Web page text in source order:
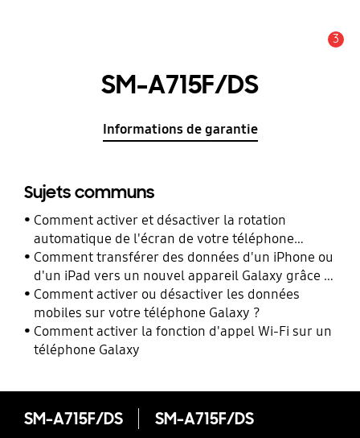
3
SM-A715F/DS
Informations de garantie
Sujets communs
Comment activer et désactiver la rotation
automatique de l'écran de votre téléphone
Galaxy ?
Comment transférer des données d'un iPhone ou
d'un iPad vers un nouvel appareil Galaxy grâce à
Smart Switch ?
Comment activer ou désactiver les données
mobiles sur votre téléphone Galaxy ?
Comment activer la fonction d'appel Wi-Fi sur un
téléphone Galaxy
SM-A715F/DS SM-A715F/DS